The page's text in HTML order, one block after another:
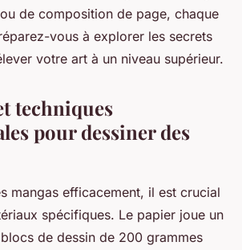
de composition de page, chaque
vous à explorer les secrets
votre art à un niveau supérieur.
techniques
pour dessiner des
mangas efficacement, il est crucial
spécifiques. Le papier joue un
de dessin de 200 grammes